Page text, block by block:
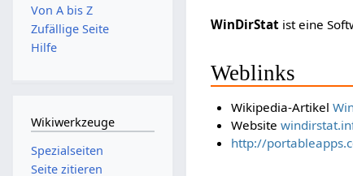
WinDirStat ist eine
Weblinks
Wikipedia-Artikel
Website
http://
Von A bis Z
Zufällige Seite
Hilfe
Wikiwerkzeuge
Spezialseiten
Seite zitieren